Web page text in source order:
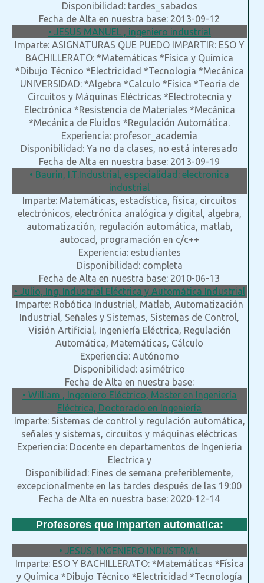
Disponibilidad: tardes_sabados
Fecha de Alta en nuestra base: 2013-09-12
• JESUS MANUEL , ingeniero industrial
Imparte: ASIGNATURAS QUE PUEDO IMPARTIR: ESO Y
BACHILLERATO: *Matemáticas *Física y Química
*Dibujo Técnico *Electricidad *Tecnología *Mecánica
UNIVERSIDAD: *Algebra *Calculo *Física *Teoría de
Circuitos y Máquinas Eléctricas *Electrotecnia y
Electrónica *Resistencia de Materiales *Mecánica
*Mecánica de Fluidos *Regulación Automática.
Experiencia: profesor_academia
Disponibilidad: Ya no da clases, no está interesado
Fecha de Alta en nuestra base: 2013-09-19
• Baurin, I.T.Industrial, especialidad: electronica
industrial
Imparte: Matemáticas, estadística, física, circuitos
electrónicos, electrónica analógica y digital, algebra,
automatización, regulación automática, matlab,
autocad, programación en c/c++
Experiencia: estudiantes
Disponibilidad: completa
Fecha de Alta en nuestra base: 2010-06-13
• Julio, Ing. Industrial Eléctrica y Automática Industrial
Imparte: Robótica Industrial, Matlab, Automatización
Industrial, Señales y Sistemas, Sistemas de Control,
Visión Artificial, Ingeniería Eléctrica, Regulación
Automática, Matemáticas, Cálculo
Experiencia: Autónomo
Disponibilidad: asimétrico
Fecha de Alta en nuestra base:
• William , Ingeniero Eléctrico, Master en Ingeniería
Eléctrica, Doctorado en Ingeniería
Imparte: Sistemas de control y regulación automática,
señales y sistemas, circuitos y máquinas eléctricas
Experiencia: Docente en departamentos de Ingenieria
Electrica y
Disponibilidad: Fines de semana preferiblemente,
excepcionalmente en las tardes después de las 19:00
Fecha de Alta en nuestra base: 2020-12-14
Profesores que imparten automatica:
• JESUS, INGENIERO INDUSTRIAL
Imparte: ESO Y BACHILLERATO: *Matemáticas *Física
y Química *Dibujo Técnico *Electricidad *Tecnología